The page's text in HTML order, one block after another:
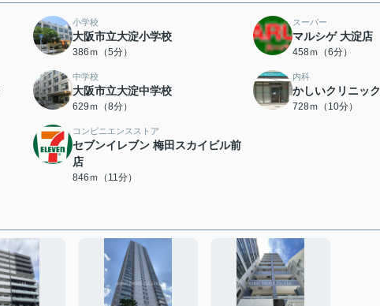
小学校
大阪市立大淀小学校
386ｍ（5分）
スーパー
マルシゲ 大淀店
458ｍ（6分）
中学校
大阪市立大淀中学校
629ｍ（8分）
内科
かしいクリニック
728ｍ（10分）
コンビニエンスストア
セブンイレブン 梅田スカイビル前
店
846ｍ（11分）